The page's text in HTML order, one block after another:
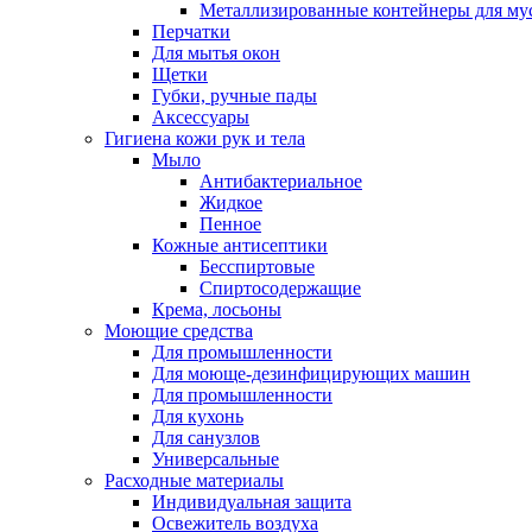
Металлизированные контейнеры для
Перчатки
Для мытья окон
Щетки
Губки, ручные пады
Аксессуары
Гигиена кожи рук и тела
Мыло
Антибактериальное
Жидкое
Пенное
Кожные антисептики
Бесспиртовые
Cпиртосодержащие
Крема, лосьоны
Моющие средства
Для промышленности
Для моюще-дезинфицирующих машин
Для промышленности
Для кухонь
Для санузлов
Универсальные
Расходные материалы
Индивидуальная защита
Освежитель воздуха